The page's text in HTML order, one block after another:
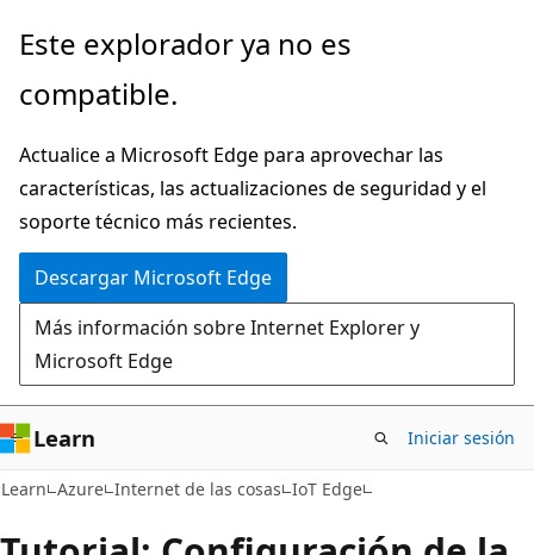
Ir
contenido
Este explorador ya no es
compatible.
Actualice a Microsoft Edge para aprovechar las
características, las actualizaciones de seguridad y el
soporte técnico más recientes.
Descargar Microsoft Edge
Más información sobre Internet Explorer y
Microsoft Edge
Learn Iniciar sesión
Learn Azure Internet de las cosas IoT Edge